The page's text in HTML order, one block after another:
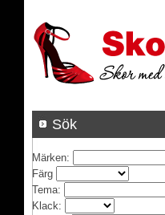
Sök
Märken:
Färg
Tema:
Klack: